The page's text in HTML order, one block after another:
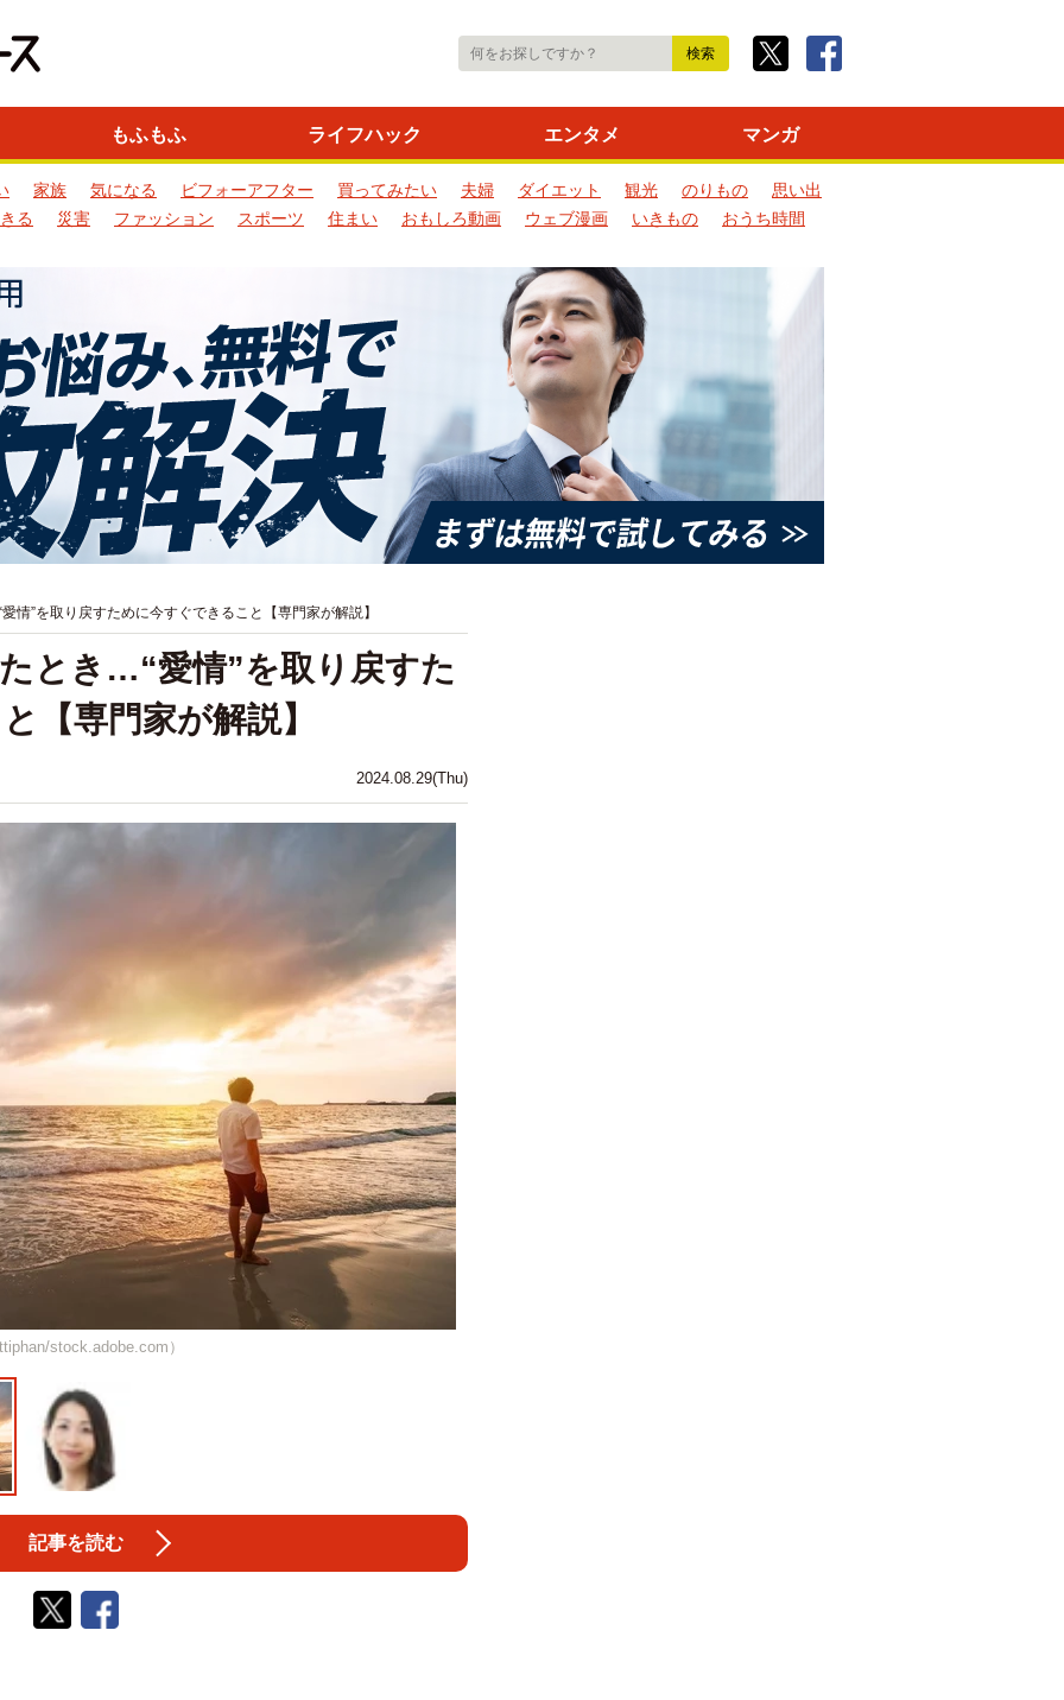
もふもふ ライフハック エンタメ マンガ
家族 気になる ビフォーアフター 買ってみたい 夫婦 ダイエット 観光 のりもの
思い出
る
災害 ファッション スポーツ 住まい おもしろ動画 ウェブ漫画 いきもの おうち時間
情”を取り戻すために今すぐできること【専門家が解説】
2024.08.29(Thu)
とき…“愛情”を取り戻すた
【専門家が解説】
stock.adobe.com）
記事を読む